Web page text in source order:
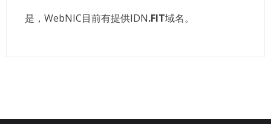
是，WebNIC目前有提供IDN.FIT域名。